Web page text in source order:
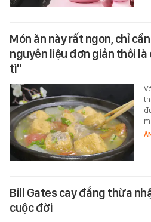
Món ăn này rất ngon, chỉ
nguyên liệu đơn giản thôi là
tì"
Bill Gates cay đắng thừa
cuộc đời